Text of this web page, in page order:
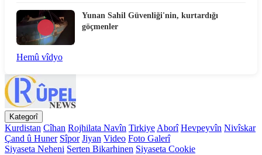
Yunan Sahil Güvenliği'nin, kurtardığı
göçmenler
Hemû vîdyo
Kategorî
Kurdistan Cîhan Rojhilata Navîn TirkiyeAborî Hevpeyvîn Nivîskar
Çand û Huner Sîpor Jiyan Video Foto Galerî
Siyaseta Neheni Serten Bikarhinen Siyaseta Cookie